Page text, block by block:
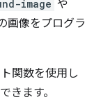
image や
画像をプログラ
関数を使用し
きます。